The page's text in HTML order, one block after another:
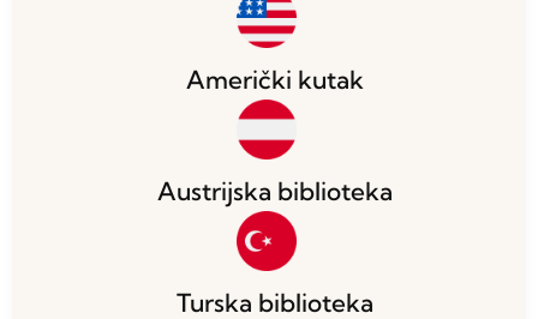
Američki kutak
Austrijska biblioteka
Turska biblioteka